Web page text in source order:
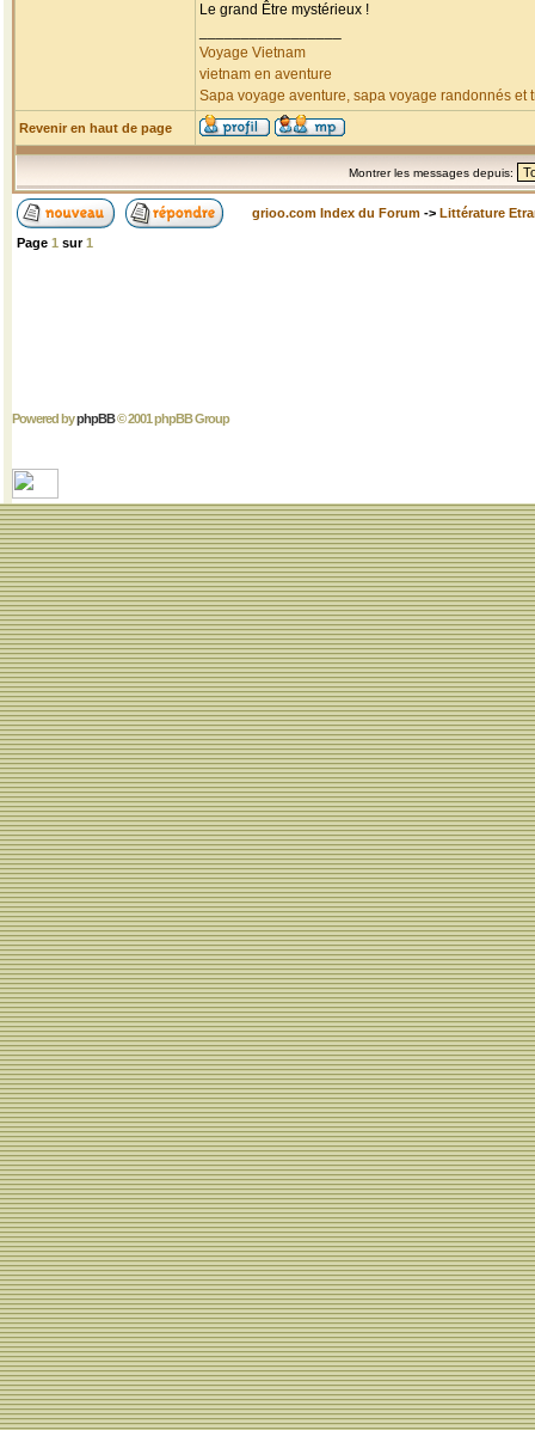
Le grand Être mystérieux !
Voyage Vietnam
vietnam en aventure
Sapa voyage aventure, sapa voyage randonnés et
Revenir en haut de page
Montrer les messages depuis:
grioo.com Index du Forum -> Littérature
Page 1 sur1
Powered byphpBB© 2001 phpBB Group